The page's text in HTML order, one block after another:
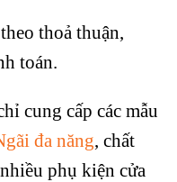
thoả thuận,
toán.
cung cấp các mẫu
đa năng, chất
phụ kiện cửa